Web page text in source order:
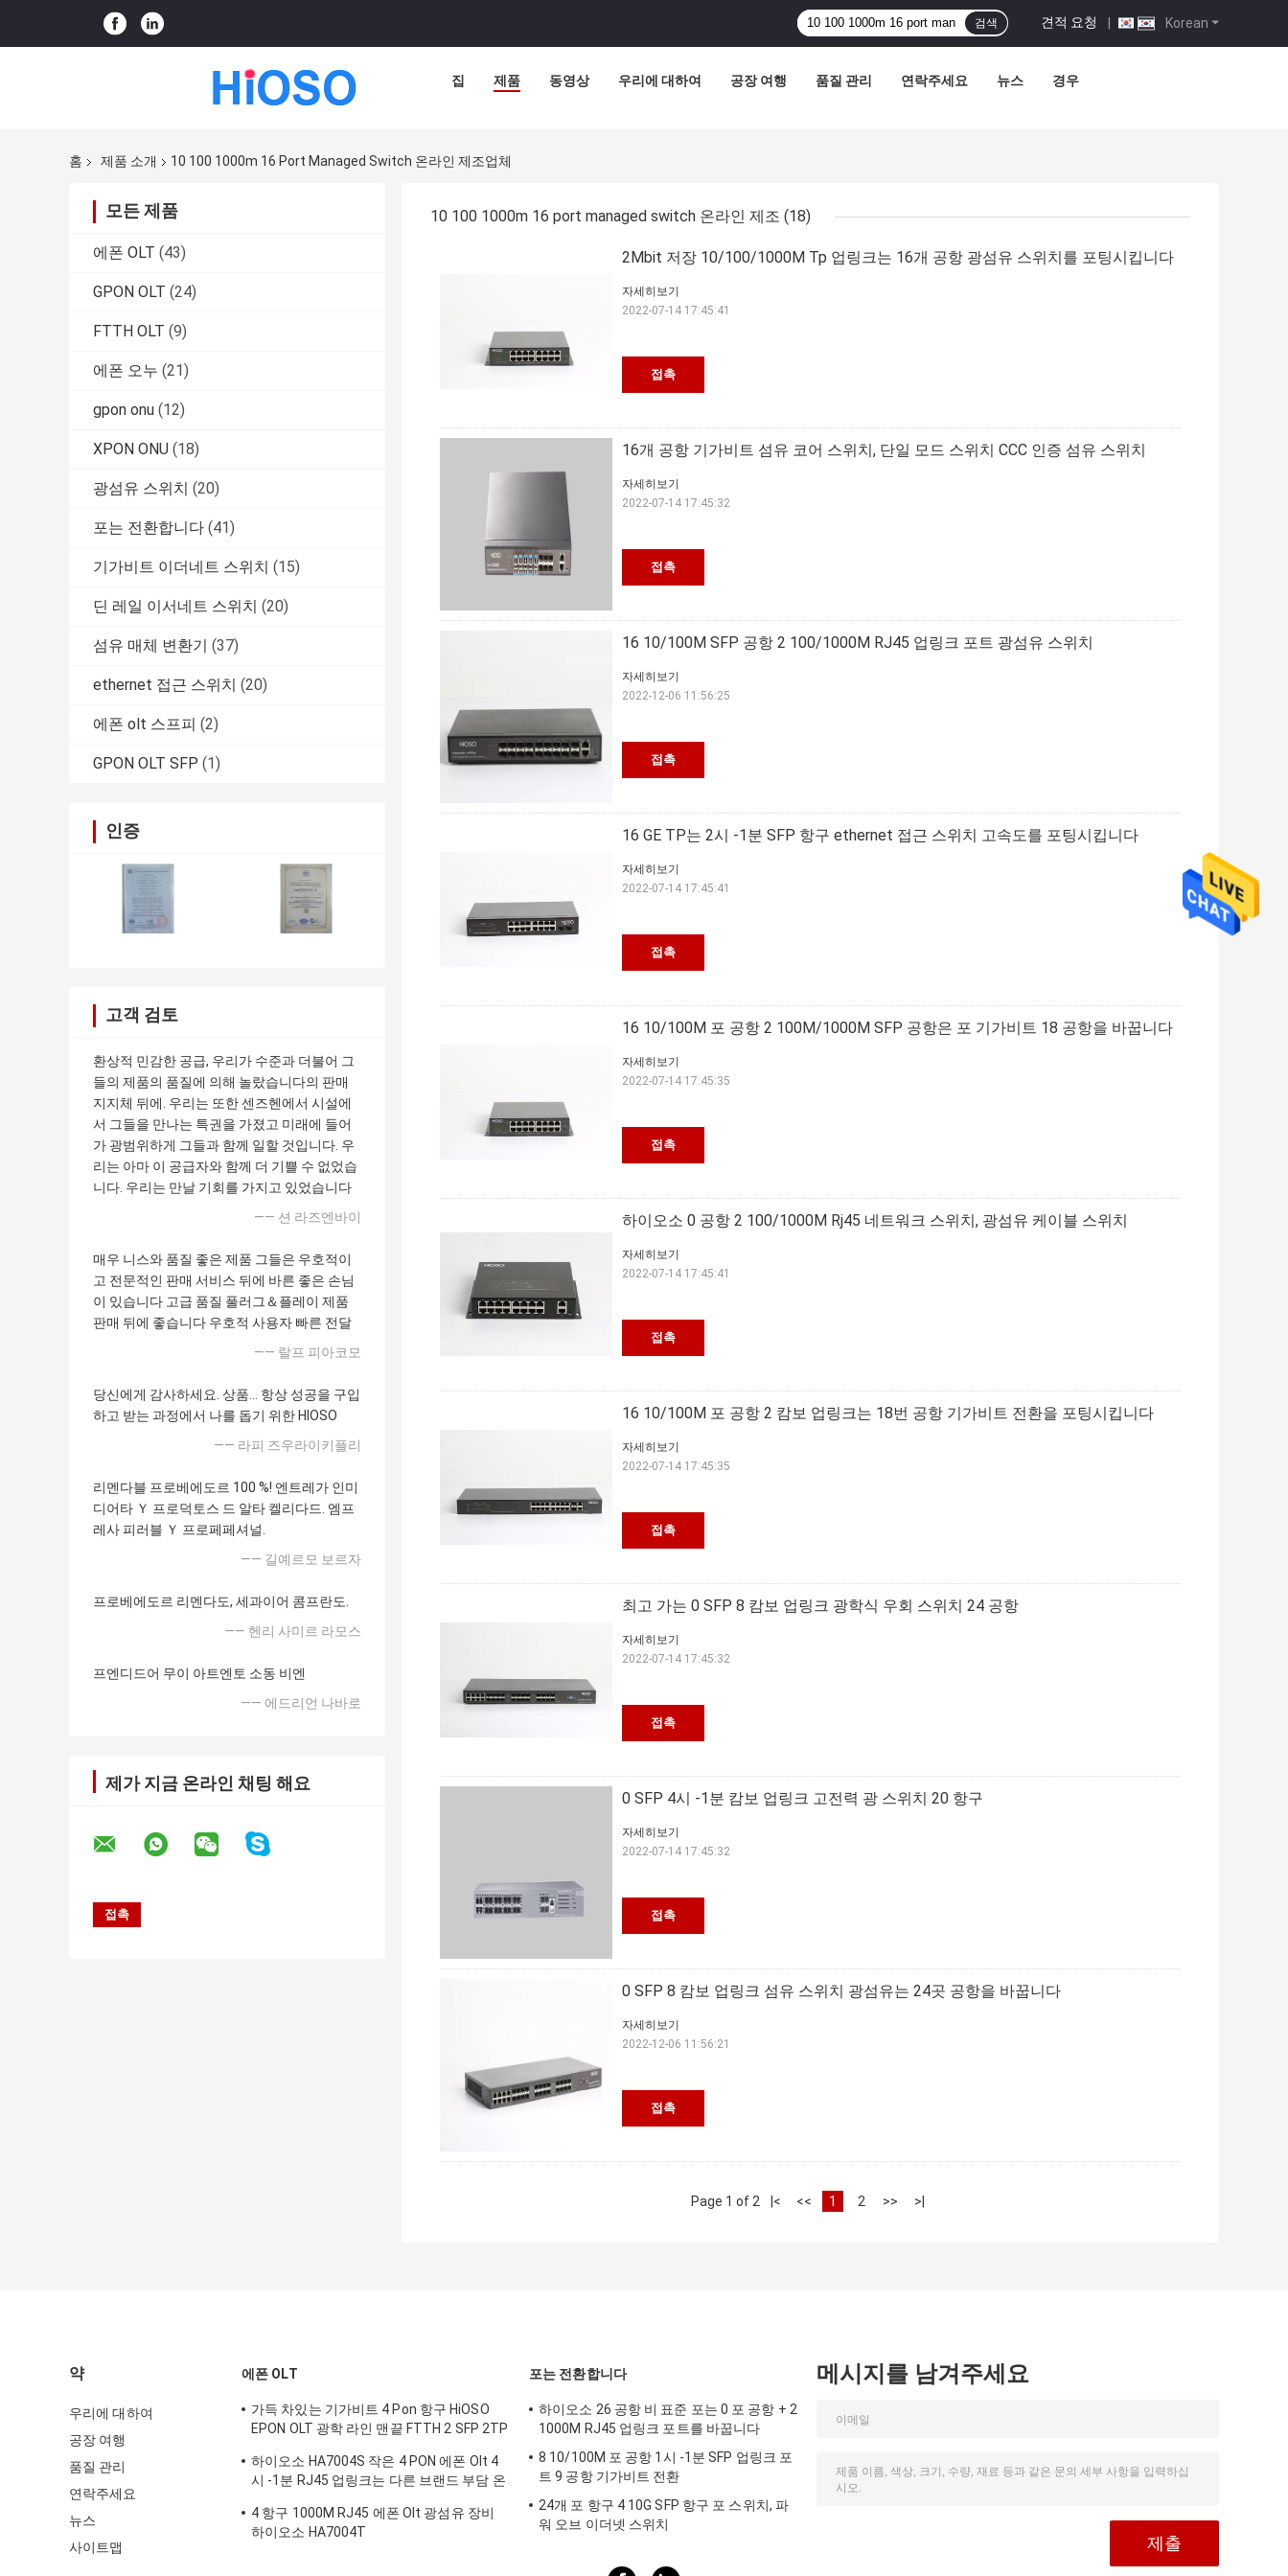
Korean
견적 요청 |
검색
집 제품 동영상 우리에 대하여 공장 여행 품질 관리 연락주세요 뉴스 경우
홈 제품 소개 10 100 1000m 16 Port Managed Switch 온라인 제조업체
모든 제품
에폰 OLT (43)
GPON OLT (24)
FTTH OLT (9)
에폰 오누 (21)
gpon onu (12)
XPON ONU (18)
광섬유 스위치 (20)
포는 전환합니다 (41)
기가비트 이더네트 스위치 (15)
딘 레일 이서네트 스위치 (20)
섬유 매체 변환기 (37)
ethernet 접근 스위치 (20)
에폰 olt 스프피 (2)
GPON OLT SFP (1)
인증
고객 검토
환상적 민감한 공급, 우리가 수준과 더불어 그
들의 제품의 품질에 의해 놀랐습니다의 판매
지지체 뒤에. 우리는 또한 센즈헨에서 시설에
서 그들을 만나는 특권을 가졌고 미래에 들어
가 광범위하게 그들과 함께 일할 것입니다. 우
리는 아마 이 공급자와 함께 더 기쁠 수 없었습
니다. 우리는 만날 기회를 가지고 있었습니다
—— 션 라즈엔바이
매우 니스와 품질 좋은 제품 그들은 우호적이
고 전문적인 판매 서비스 뒤에 바른 좋은 손님
이 있습니다 고급 품질 풀러그＆플레이 제품
판매 뒤에 좋습니다 우호적 사용자 빠른 전달
—— 랄프 피아코모
당신에게 감사하세요. 상품... 항상 성공을 구입
하고 받는 과정에서 나를 돕기 위한 HIOSO
—— 라피 즈우라이키플리
리멘다블 프로베에도르 100 %! 엔트레가 인미
디어타 Ｙ 프로덕토스 드 알타 켈리다드. 엠프
레사 피러블 Ｙ 프로페페셔널.
—— 길예르모 보르자
프로베에도르 리멘다도, 세과이어 콤프란도.
—— 헨리 사미르 라모스
프엔디드어 무이 아트엔토 소동 비엔
—— 에드리언 나바로
제가 지금 온라인 채팅 해요
10 100 1000m 16 port managed switch 온라인 제조 (18)
2Mbit 저장 10/100/1000M Tp 업링크는 16개 공항 광섬유 스위치를 포팅시킵니다
접촉
자세히보기
2022-07-14 17:45:41
16개 공항 기가비트 섬유 코어 스위치, 단일 모드 스위치 CCC 인증 섬유 스위치
접촉
자세히보기
2022-07-14 17:45:32
16 10/100M SFP 공항 2 100/1000M RJ45 업링크 포트 광섬유 스위치
접촉
자세히보기
2022-12-06 11:56:25
16 GE TP는 2시 -1분 SFP 항구 ethernet 접근 스위치 고속도를 포팅시킵니다
접촉
자세히보기
2022-07-14 17:45:41
16 10/100M 포 공항 2 100M/1000M SFP 공항은 포 기가비트 18 공항을 바꿉니다
접촉
자세히보기
2022-07-14 17:45:35
하이오소 0 공항 2 100/1000M Rj45 네트워크 스위치, 광섬유 케이블 스위치
접촉
자세히보기
2022-07-14 17:45:41
16 10/100M 포 공항 2 캄보 업링크는 18번 공항 기가비트 전환을 포팅시킵니다
접촉
자세히보기
2022-07-14 17:45:35
최고 가는 0 SFP 8 캄보 업링크 광학식 우회 스위치 24 공항
접촉
자세히보기
2022-07-14 17:45:32
0 SFP 4시 -1분 캄보 업링크 고전력 광 스위치 20 항구
접촉
자세히보기
2022-07-14 17:45:32
0 SFP 8 캄보 업링크 섬유 스위치 광섬유는 24곳 공항을 바꿉니다
접촉
자세히보기
2022-12-06 11:56:21
Page 1 of 2 |< << 1 2 >> >|
약
우리에 대하여
공장 여행
품질 관리
연락주세요
뉴스
사이트맵
에폰 OLT
가득 차있는 기가비트 4 Pon 항구 HiOSO
EPON OLT 광학 라인 맨끝 FTTH 2 SFP 2TP
하이오소 HA7004S 작은 4 PON 에폰 Olt 4
시 -1분 RJ45 업링크는 다른 브랜드 부담 온
니다
4 항구 1000M RJ45 에폰 Olt 광섬유 장비
하이오소 HA7004T
포는 전환합니다
하이오소 26 공항 비 표준 포는 0 포 공항 + 2
1000M RJ45 업링크 포트를 바꿉니다
8 10/100M 포 공항 1시 -1분 SFP 업링크 포
트 9 공항 기가비트 전환
24개 포 항구 4 10G SFP 항구 포 스위치, 파
워 오브 이더넷 스위치
메시지를 남겨주세요